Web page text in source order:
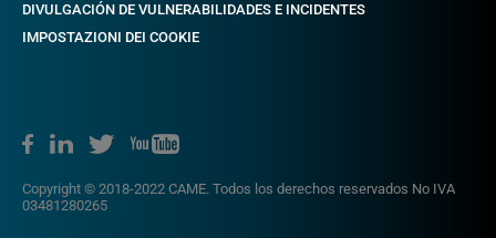
Copyright © 2018-2022 CAME. Todos los derechos reservados No IVA
03481280265
DIVULGACIÓN DE VULNERABILIDADES E INCIDENTES
IMPOSTAZIONI DEI COOKIE